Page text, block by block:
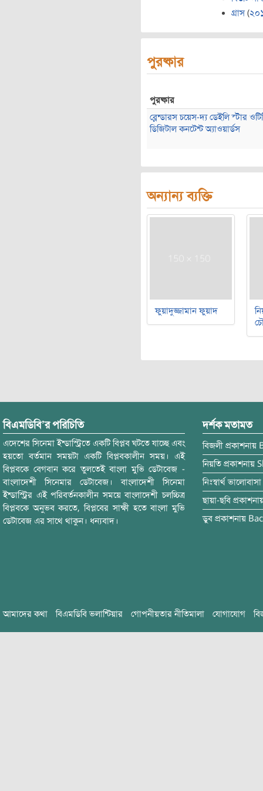
গ্রাস(
পুরষ্কার
পুরষ্কার
ব্লেন্ডারস চয়েস-দ্য ডেইলি স্টার
ডিজিটাল কনটেন্ট অ্যাওয়ার্ডস
অন্যান্য ব্যক্তি
ফুয়াদুজ্জামান ফুয়াদ
বিএমডিবি’র পরিচিতি
এদেশের সিনেমা ইন্ডাস্ট্রিতে একটি বিপ্লব ঘটতে যাচ্ছে এবং
হয়তো বর্তমান সময়টা একটি বিপ্লবকালীন সময়। এই
বিপ্লবকে বেগবান করে তুলতেই বাংলা মুভি ডেটাবেজ -
বাংলাদেশী সিনেমার ডেটাবেজ। বাংলাদেশী সিনেমা
ইন্ডাস্ট্রির এই পরিবর্তনকালীন সময়ে বাংলাদেশী চলচ্চিত্র
বিপ্লবকে অনুভব করতে, বিপ্লবের সাক্ষী হতে বাংলা মুভি
ডেটাবেজ এর সাথে থাকুন। ধন্যবাদ।
দর্শক মতামত
বিজলী প্রকাশনায়
নিয়তি প্রকাশনায়
নিঃস্বার্থ ভালোবাসা
ছায়া-ছবি
ডুব প্রকাশনায়
আমাদের কথা বিএমডিবি ভলান্টিয়ার গোপনীয়তার নীতিমালা যোগাযোগ